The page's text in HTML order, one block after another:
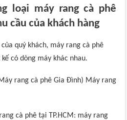
loại máy rang cà phê
cầu của khách hàng
quý khách, máy rang cà phê
có dòng máy khác nhau.
rang cà phê Gia Đình) Máy rang